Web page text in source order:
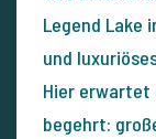
Legend Lake
und
Hier erwartet
begehrt: